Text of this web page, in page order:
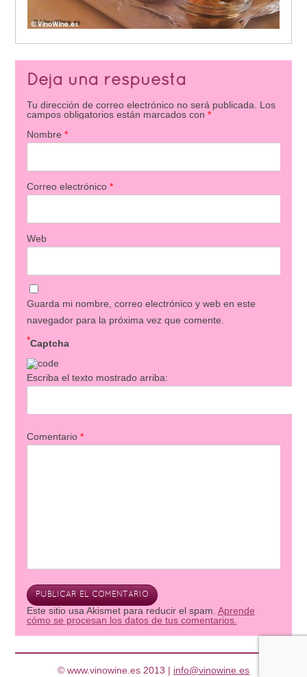
Deja una respuesta
Tu dirección de correo electrónico no será publicada.
Los
campos obligatorios están marcados con *
Nombre *
Correo electrónico *
Web
Guarda mi nombre, correo electrónico y web en este
navegador para la próxima vez que comente.
Captcha
*
Escriba el texto mostrado arriba:
Comentario *
Este sitio usa Akismet para reducir el spam. Aprende
cómo se procesan los datos de tus comentarios.
© www.vinowine.es 2013 | info@vinowine.es